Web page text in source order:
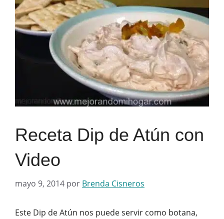
Receta Dip de Atún con
Video
mayo 9, 2014 por Brenda Cisneros
Este Dip de Atún nos puede servir como botana,